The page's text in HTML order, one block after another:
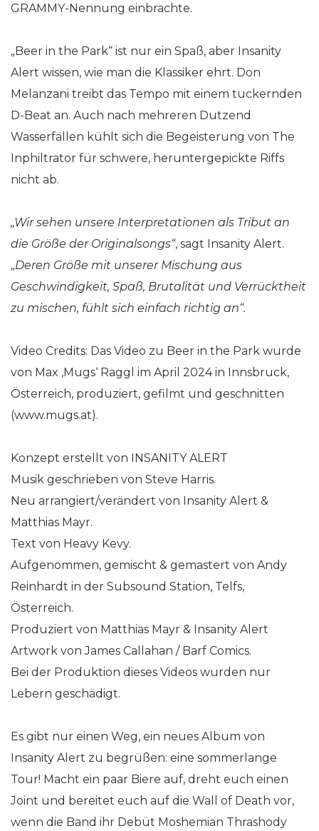
GRAMMY-Nennung einbrachte.
„Beer in the Park“ ist nur ein Spaß, aber Insanity
Alert wissen, wie man die Klassiker ehrt. Don
Melanzani treibt das Tempo mit einem tuckernden
D-Beat an. Auch nach mehreren Dutzend
Wasserfällen kühlt sich die Begeisterung von The
Inphiltrator für schwere, heruntergepickte Riffs
nicht ab.
„Wir sehen unsere Interpretationen als Tribut an
die Größe der Originalsongs“, sagt Insanity Alert.
„Deren Größe mit unserer Mischung aus
Geschwindigkeit, Spaß, Brutalität und Verrücktheit
zu mischen, fühlt sich einfach richtig an“.
Video Credits: Das Video zu Beer in the Park wurde
von Max ‚Mugs‘ Raggl im April 2024 in Innsbruck,
Österreich, produziert, gefilmt und geschnitten
(www.mugs.at).
Konzept erstellt von INSANITY ALERT
Musik geschrieben von Steve Harris.
Neu arrangiert/verändert von Insanity Alert &
Matthias Mayr.
Text von Heavy Kevy.
Aufgenommen, gemischt & gemastert von Andy
Reinhardt in der Subsound Station, Telfs,
Österreich.
Produziert von Matthias Mayr & Insanity Alert
Artwork von James Callahan / Barf Comics.
Bei der Produktion dieses Videos wurden nur
Lebern geschädigt.
Es gibt nur einen Weg, ein neues Album von
Insanity Alert zu begrüßen: eine sommerlange
Tour! Macht ein paar Biere auf, dreht euch einen
Joint und bereitet euch auf die Wall of Death vor,
wenn die Band ihr Debüt Moshemian Thrashody